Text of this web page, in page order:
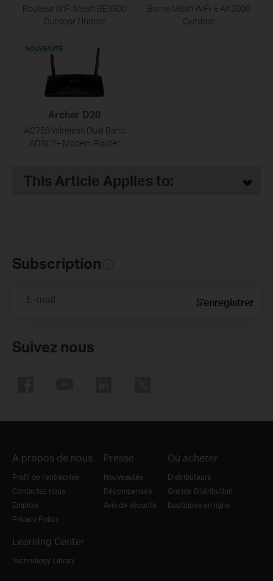
Routeur WiFi Mesh BE3600
Outdoor / Indoor
Borne Mesh WiFi 6 AX3000
Outdoor
Archer D20
AC750 Wireless Dual Band
ADSL2+ Modem Router
NOUVEAUTÉ
This Article Applies to:
Subscription
E-mail S'enregistrer
Suivez nous
A propos de nous
Profil de l'entreprise
Contactez nous
Emplois
Privacy Policy
Presse
Nouveautés
Récompenses
Avis de sécurité
Où acheter
Distributeurs
Grande Distribution
Boutiques en ligne
Learning Center
Technology Library